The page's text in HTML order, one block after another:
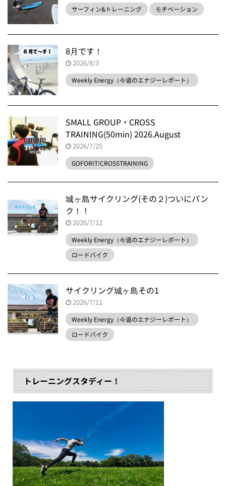
サーフィン&トレーニング モチベーション
8月です！
2026/8/3
Weekly Energy（今週のエナジーレポート）
SMALL GROUP・CROSS
TRAINING(50min) 2026.August
2026/7/25
GOFORIT!CROSSTRAINING
城ヶ島サイクリング(その２)ついにパン
ク！！
2026/7/12
Weekly Energy（今週のエナジーレポート）
ロードバイク
サイクリング城ヶ島その1
2026/7/11
Weekly Energy（今週のエナジーレポート）
ロードバイク
トレーニングスタディー！